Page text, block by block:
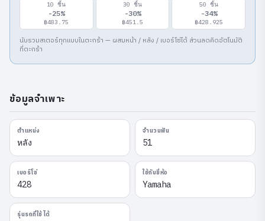
10 ชิ้น
-25%
฿483.75
30 ชิ้น
-30%
฿451.5
50 ชิ้น
-34%
฿428.925
นับรวมสเตอร์ทุกแบบในตะกร้า — ผสมหน้า / หลัง / เบอร์โซ่ได้ ส่วนลดคิดอัตโนมัติ
ที่ตะกร้า
ข้อมูลจำเพาะ
ตำแหน่ง
หลัง
จำนวนฟัน
51
เบอร์โซ่
428
ใช้กับยี่ห้อ
Yamaha
รุ่นรถที่ใช้ได้